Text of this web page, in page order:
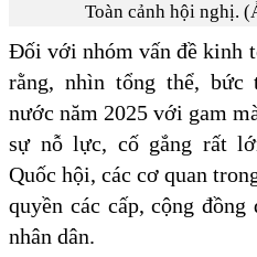
Toàn cảnh hội nghị.
Đối với nhóm vấn đề kinh
rằng, nhìn tổng thể,
nước năm 2025 với gam
sự nỗ lực, cố gắng rất
Quốc hội, các cơ quan
quyền các cấp, cộng
nhân dân.